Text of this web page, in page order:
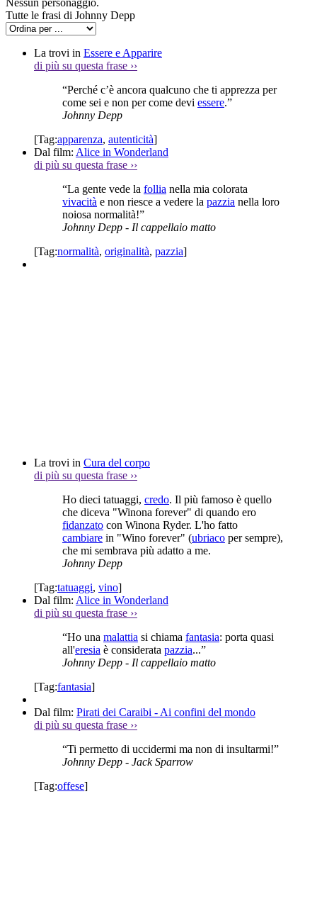
Tutte le frasi di Johnny Depp
La trovi in Essere e Apparire
di più su questa frase ››
“Perché c’è ancora qualcuno che ti apprezza per
come sei e non per come devi essere.”
Johnny Depp
[Tag:apparenza, autenticità]
Dal film: Alice in Wonderland
di più su questa frase ››
“La gente vede la follia nella mia colorata
vivacità e non riesce a vedere la pazzia nella loro
noiosa normalità!”
Johnny Depp - Il cappellaio matto
[Tag:normalità, originalità, pazzia]
La trovi in Cura del corpo
di più su questa frase ››
Ho dieci tatuaggi, credo. Il più famoso è quello
che diceva "Winona forever" di quando ero
fidanzato con Winona Ryder. L'ho fatto
cambiare in "Wino forever" (ubriaco per sempre),
che mi sembrava più adatto a me.
Johnny Depp
[Tag:tatuaggi, vino]
Dal film: Alice in Wonderland
di più su questa frase ››
“Ho una malattia si chiama fantasia: porta quasi
all'eresia è considerata pazzia...”
Johnny Depp - Il cappellaio matto
[Tag:fantasia]
Dal film: Pirati dei Caraibi - Ai confini del mondo
di più su questa frase ››
“Ti permetto di uccidermi ma non di insultarmi!”
Johnny Depp - Jack Sparrow
[Tag:offese]